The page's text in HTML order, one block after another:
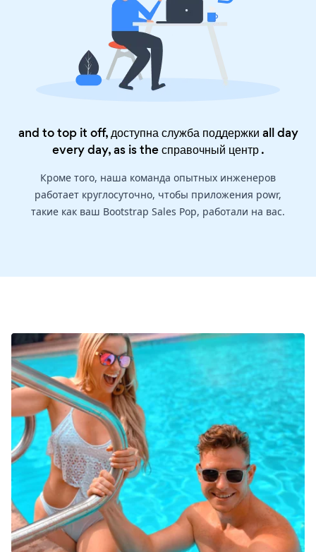
and to top it off, доступна служба поддержки all day
every day, as is theсправочный центр.
Кроме того, наша команда опытных инженеров
работает круглосуточно, чтобы приложения powr,
такие как ваш Bootstrap Sales Pop, работали на вас.